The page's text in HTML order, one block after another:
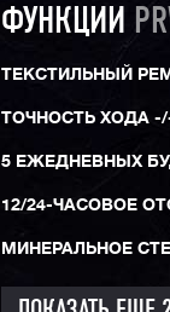
ФУНКЦИИ
ТЕКСТИЛЬНЫЙ
ТОЧНОСТЬ ХОДА -/
5 ЕЖЕДНЕВНЫХ
12/24-ЧАСОВОЕ
МИНЕРАЛЬНОЕ